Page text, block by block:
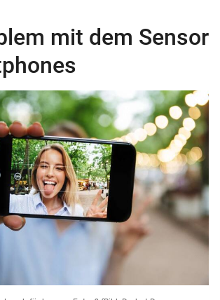
mit dem Sensor